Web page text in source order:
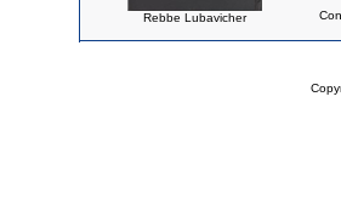
Rebbe Lubavicher